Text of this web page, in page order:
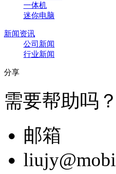
一体机
迷你电脑
新闻资讯
公司新闻
行业新闻
分享
需要帮助吗
邮箱